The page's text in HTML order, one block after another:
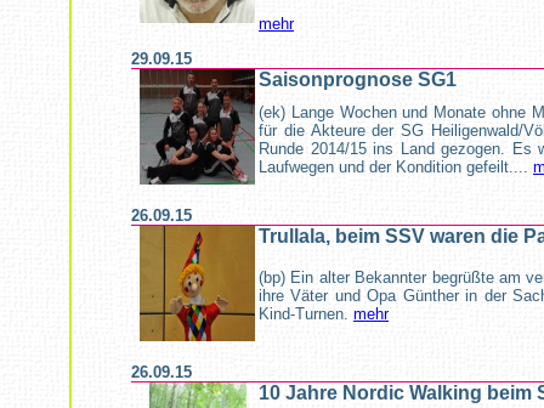
mehr
29.09.15
Saisonprognose SG1
(ek) Lange Wochen und Monate ohne
für die Akteure der SG Heiligenwald/
Runde 2014/15 ins Land gezogen. Es
Laufwegen und der Kondition gefeilt....
26.09.15
Trullala, beim SSV waren die
(bp) Ein alter Bekannter begrüßte am
ihre Väter und Opa Günther in der
Kind-Turnen. mehr
26.09.15
10 Jahre Nordic Walking beim